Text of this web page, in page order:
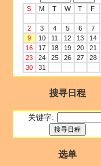
S M T W T F
2
3 4 5 6 7
9
10 11 12 13 14
16
17 18 19 20 21
23
24 25 26 27 28
30
31
搜寻日程
关键字:
选单